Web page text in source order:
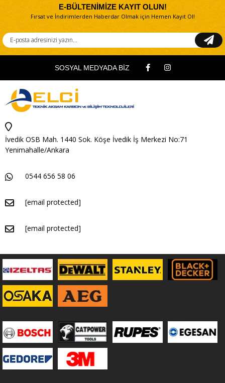
E-BÜLTENİMİZE KAYIT OLUN!
Fırsat ve İndirimlerden Haberdar Olmak için Hemen Kayıt Ol!
SOSYAL MEDYADA BİZ
İvedik OSB Mah. 1440 Sok. Köşe İvedik İş Merkezi No:71
Yenimahalle/Ankara
0544 656 58 06
[email protected]
[email protected]